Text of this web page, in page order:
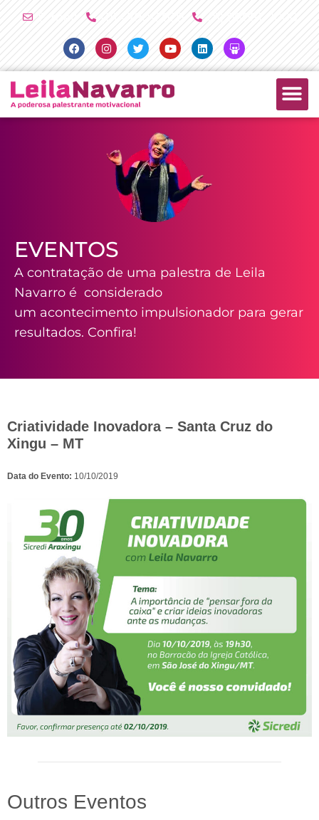
conteúdo
FacebookInstagramTwitterYoutubeLinkedinSlideshare
EVENTOS
A contratação de uma palestra de Leila
Navarro é considerado
um acontecimento impulsionador para gerar
resultados. Confira!
Criatividade Inovadora – Santa Cruz do
Xingu – MT
Data do Evento: 10/10/2019
Outros Eventos